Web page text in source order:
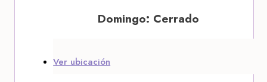
Domingo: Cerrado
Ver ubicación